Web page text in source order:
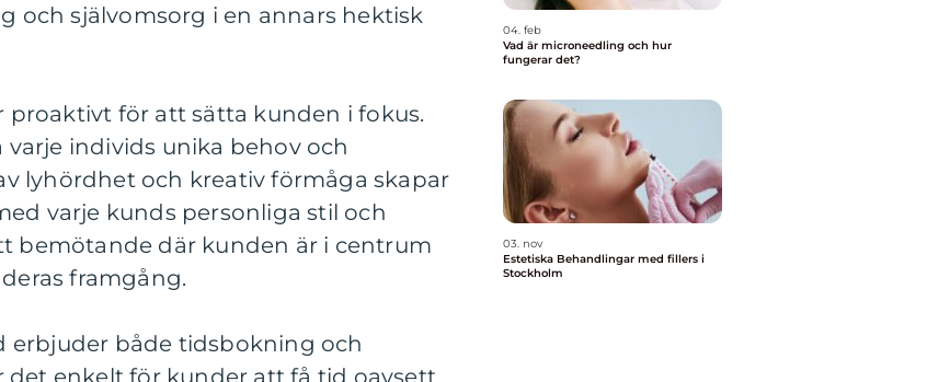
och självomsorg i en annars hektisk
proaktivt för att sätta kunden i fokus.
individs unika behov och
lyhördhet och kreativ förmåga skapar
varje kunds personliga stil och
bemötande där kunden är i centrum
framgång.
erbjuder både tidsbokning och
enkelt för kunder att få tid oavsett
04. feb
Vad är microneedling och hur
fungerar det?
03. nov
Estetiska Behandlingar med fillers i
Stockholm